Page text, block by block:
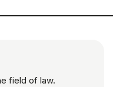
field of law.